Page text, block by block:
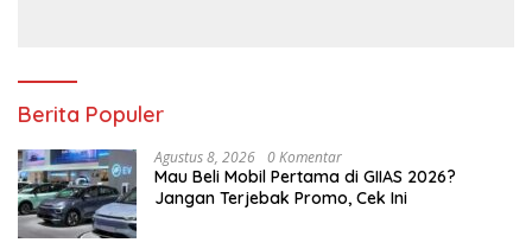
Berita Populer
Agustus 8, 2026 0 Komentar
Mau Beli Mobil Pertama di GIIAS 2026?
Jangan Terjebak Promo, Cek Ini